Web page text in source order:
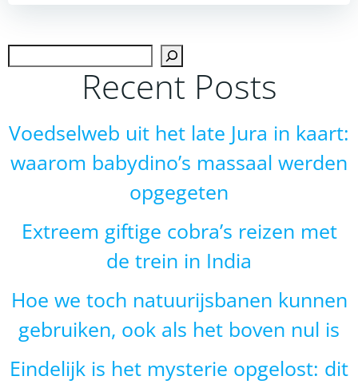
navigationnavigation
Recent Posts
Voedselweb uit het late Jura in kaart:
waarom babydino’s massaal werden
opgegeten
Extreem giftige cobra’s reizen met
de trein in India
Hoe we toch natuurijsbanen kunnen
gebruiken, ook als het boven nul is
Eindelijk is het mysterie opgelost: dit